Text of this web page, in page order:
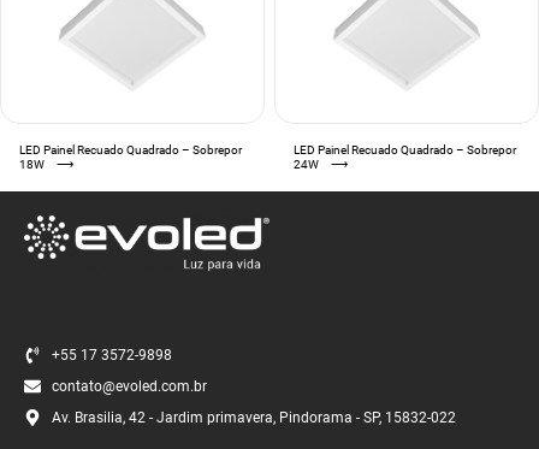
LED Painel Recuado Quadrado – Sobrepor
18W
⟶
LED Painel Recuado Quadrado – Sobrepor
24W
⟶
+55 17 3572-9898
contato@evoled.com.br
Av. Brasilia, 42 - Jardim primavera, Pindorama - SP, 15832-022